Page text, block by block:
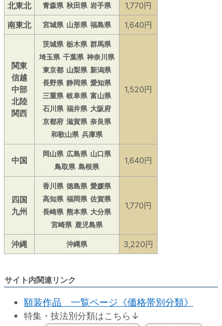
北東北
青森県 秋田県 岩手県
1,770円
南東北
宮城県 山形県 福島県 1,640円
関東
信越
中部
北陸
関西
茨城県 栃木県 群馬県
埼玉県 千葉県 神奈川県
東京都 山梨県 新潟県
長野県 静岡県 愛知県
三重県 岐阜県 富山県
石川県 福井県 大阪府
京都府 滋賀県 奈良県
和歌山県 兵庫県
1,520円
中国
岡山県 広島県 山口県
鳥取県 島根県
1,640円
四国
九州
香川県 徳島県 愛媛県
高知県 福岡県 佐賀県
長崎県 熊本県 大分県
宮崎県 鹿児島県
1,770円
沖縄 沖縄県 3,220円
サイト内関連リンク
額装作品 一覧ページ《価格帯別分類》
特集・技法別分類はこちら↓